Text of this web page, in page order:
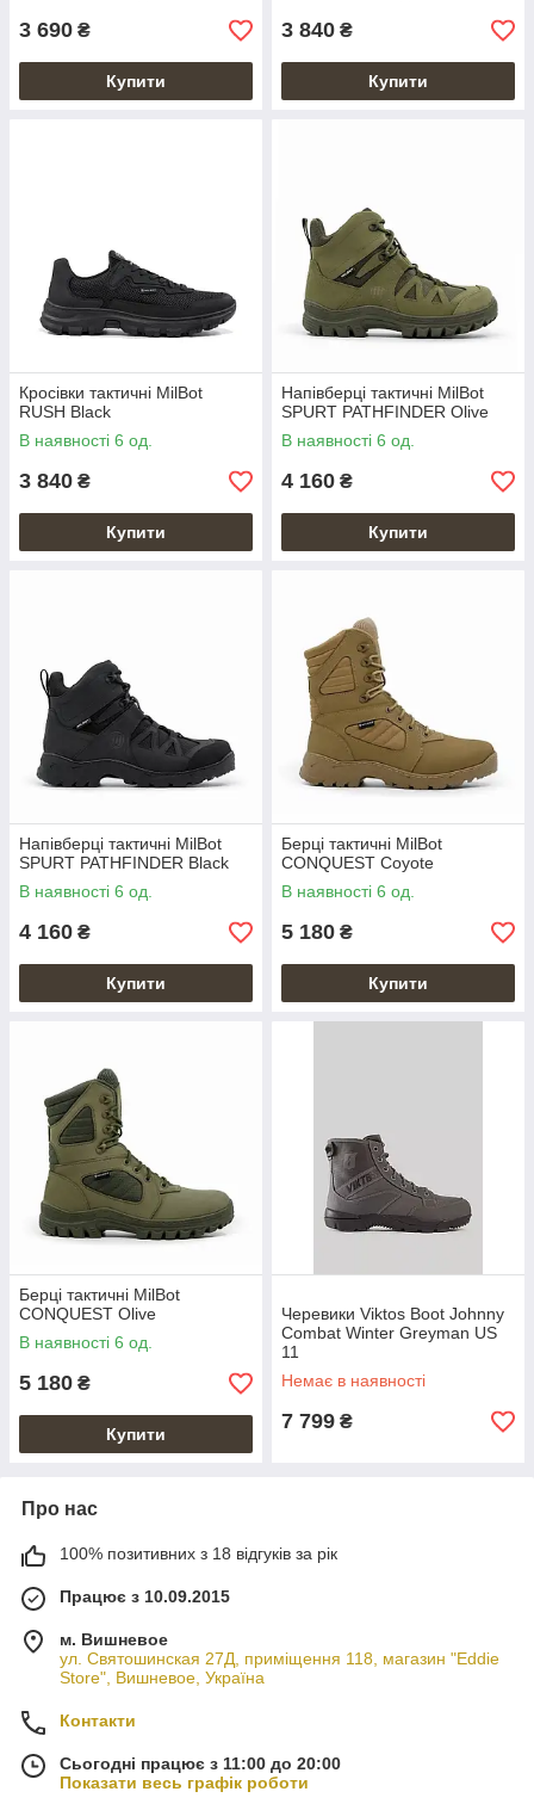
3 690 ₴
Купити
3 840 ₴
Купити
Кросівки тактичні MilBot
RUSH Black
В наявності 6 од.
3 840 ₴
Купити
Напівберці тактичні MilBot
SPURT PATHFINDER Olive
В наявності 6 од.
4 160 ₴
Купити
Напівберці тактичні MilBot
SPURT PATHFINDER Black
В наявності 6 од.
4 160 ₴
Купити
Берці тактичні MilBot
CONQUEST Coyote
В наявності 6 од.
5 180 ₴
Купити
Берці тактичні MilBot
CONQUEST Olive
В наявності 6 од.
5 180 ₴
Купити
Черевики Viktos Boot Johnny
Combat Winter Greyman US
11
Немає в наявності
7 799 ₴
Про нас
100% позитивних з 18 відгуків за рік
Працює з 10.09.2015
м. Вишневое
ул. Святошинская 27Д, приміщення 118, магазин "Eddie
Store", Вишневое, Україна
Контакти
Сьогодні працює з 11:00 до 20:00
Показати весь графік роботи